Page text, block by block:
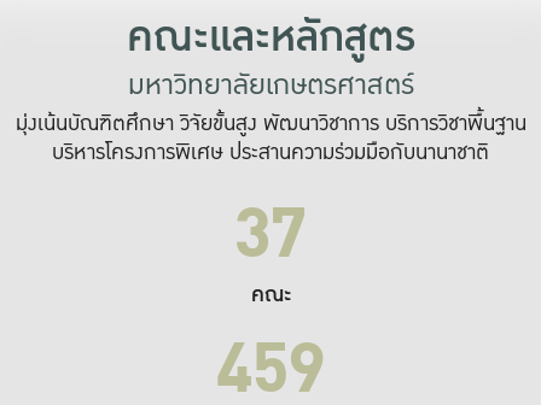
คณะและหลักสูตร
มหาวิทยาลัยเกษตรศาสตร์
มุ่งเน้นบัณฑิตศึกษา วิจัยขั้นสูง พัฒนาวิชาการ บริการวิชาพื้นฐาน
บริหารโครงการพิเศษ ประสานความร่วมมือกับนานาชาติ
37
คณะ
459